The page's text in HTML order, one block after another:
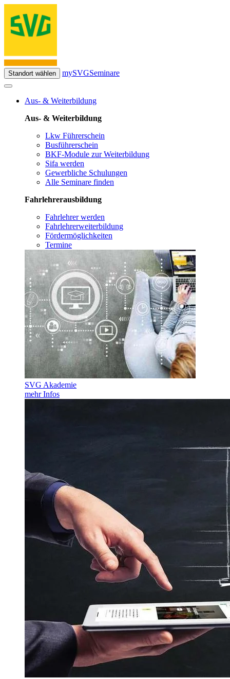
Standort wählen mySVGSeminare
Aus- & Weiterbildung
Aus- & Weiterbildung
Lkw Führerschein
Busführerschein
BKF-Module zur Weiterbildung
Sifa werden
Gewerbliche Schulungen
Alle Seminare finden
Fahrlehrerausbildung
Fahrlehrer werden
Fahrlehrerweiterbildung
Fördermöglichkeiten
Termine
SVG Akademie
mehr Infos